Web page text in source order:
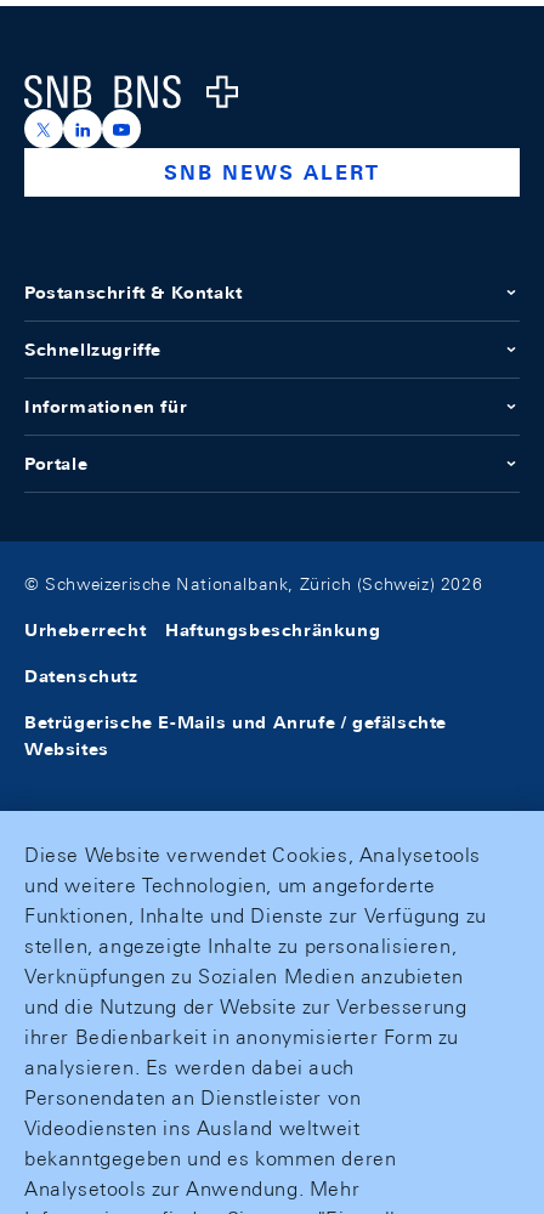
Logo
https://x.com/snb_bns
https://ch.linkedin.com/company/swiss-national-
https://www.youtube.com/@swissnationalbank
SNB NEWS ALERT
Postanschrift & Kontakt
Schnellzugriffe
Informationen für
Portale
© Schweizerische Nationalbank, Zürich (Schweiz) 2026
Urheberrecht Haftungsbeschränkung
Datenschutz
Betrügerische E-Mails und Anrufe / gefälschte
Websites
Diese Website verwendet Cookies, Analysetools
und weitere Technologien, um angeforderte
Funktionen, Inhalte und Dienste zur Verfügung zu
stellen, angezeigte Inhalte zu personalisieren,
Verknüpfungen zu Sozialen Medien anzubieten
und die Nutzung der Website zur Verbesserung
ihrer Bedienbarkeit in anonymisierter Form zu
analysieren. Es werden dabei auch
Personendaten an Dienstleister von
Videodiensten ins Ausland weltweit
bekanntgegeben und es kommen deren
Analysetools zur Anwendung. Mehr